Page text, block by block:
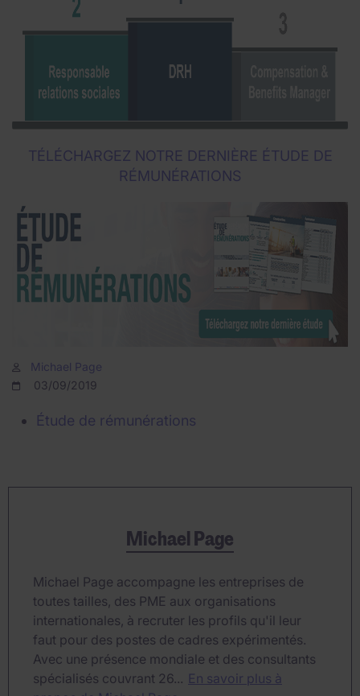
TÉLÉCHARGEZ NOTRE DERNIÈRE ÉTUDE DE
RÉMUNÉRATIONS
Michael Page
03/09/2019
Étude de rémunérations
Michael Page
Michael Page accompagne les entreprises de
toutes tailles, des PME aux organisations
internationales, à recruter les profils qu'il leur
faut pour des postes de cadres expérimentés.
Avec une présence mondiale et des consultants
spécialisés couvrant 26... En savoir plus à